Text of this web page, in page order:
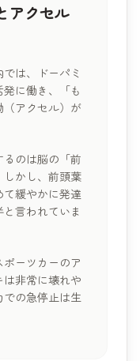
アクセル
は、ドーパミ
に働き、「も
（アクセル）が
のは脳の「前
かし、前頭葉
緩やかに発達
言われていま
ーツカーのア
非常に壊れや
の急停止は生